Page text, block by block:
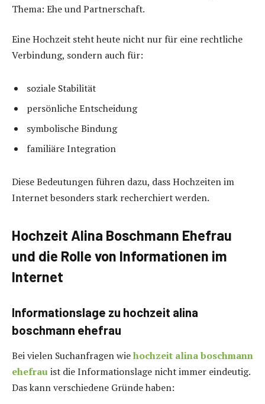
Thema: Ehe und Partnerschaft.
Eine Hochzeit steht heute nicht nur für eine rechtliche
Verbindung, sondern auch für:
soziale Stabilität
persönliche Entscheidung
symbolische Bindung
familiäre Integration
Diese Bedeutungen führen dazu, dass Hochzeiten im
Internet besonders stark recherchiert werden.
Hochzeit Alina Boschmann Ehefrau
und die Rolle von Informationen im
Internet
Informationslage zu hochzeit alina
boschmann ehefrau
Bei vielen Suchanfragen wiehochzeit alina boschmann
ehefrauist die Informationslage nicht immer eindeutig.
Das kann verschiedene Gründe haben: